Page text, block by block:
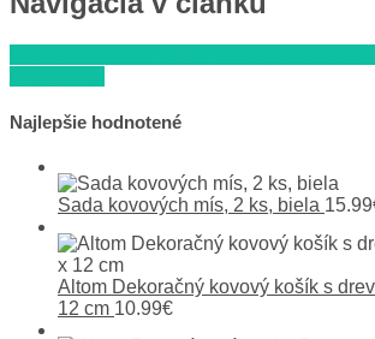
Najlepšie hodnotené
Sada kovových mís, 2 ks, biela 15.99
Altom Dekoračný kovový košík s
12 cm 10.99€